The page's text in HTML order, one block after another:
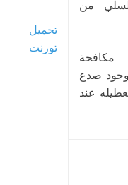
تحميل
تورنت
من
صدع
عند